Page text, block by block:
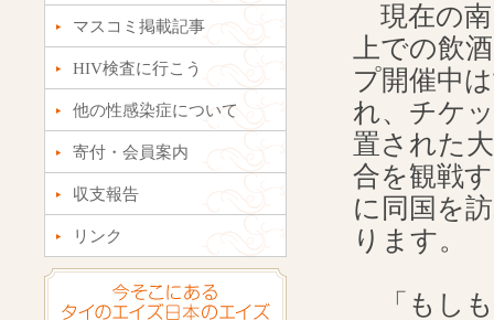
現在の南
上での飲
プ開催中
れ、チケ
置された
合を観戦
に同国を
ります。
「もしも
マスコミ掲載記事
HIV検査に行こう
他の性感染症について
寄付・会員案内
収支報告
リンク